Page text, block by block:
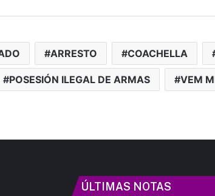
ARRESTO COACHELLA
POSESIÓN ILEGAL DE ARMAS VEM
ÚLTIMAS NOTAS